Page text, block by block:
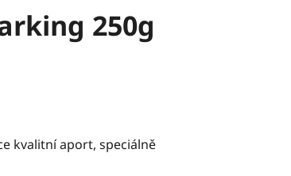
250g
kvalitní aport, speciálně